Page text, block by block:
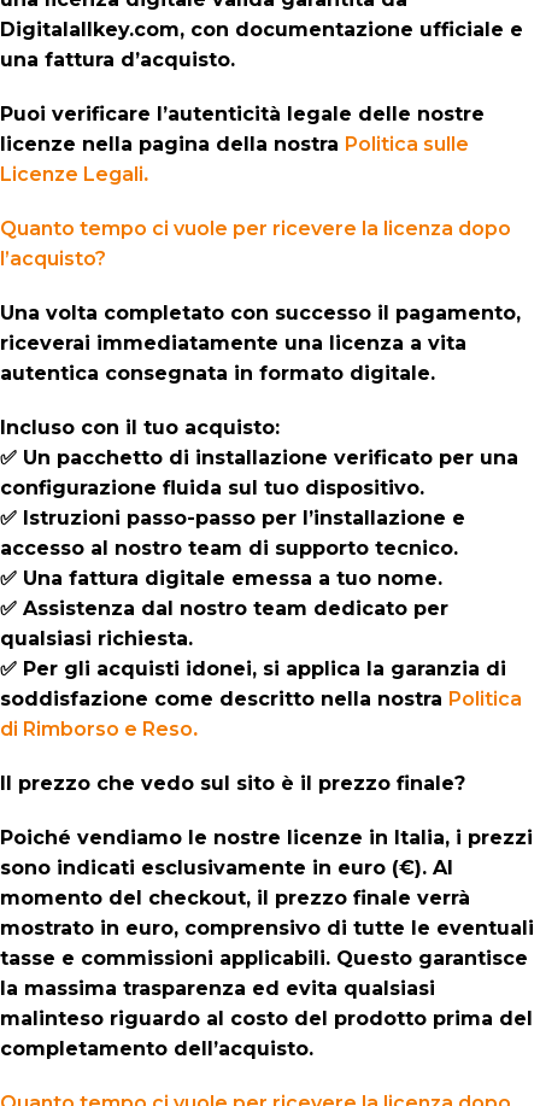
Digitalallkey.com, con documentazione ufficiale e
una fattura d’acquisto.
Puoi verificare l’autenticità legale delle nostre
licenze nella pagina della nostra Politica sulle
Licenze Legali.
Quanto tempo ci vuole per ricevere la licenza dopo
l’acquisto?
Una volta completato con successo il pagamento,
riceverai immediatamente una licenza a vita
autentica consegnata in formato digitale.
Incluso con il tuo acquisto:
✅ Un pacchetto di installazione verificato per una
configurazione fluida sul tuo dispositivo.
✅ Istruzioni passo-passo per l’installazione e
accesso al nostro team di supporto tecnico.
✅ Una fattura digitale emessa a tuo nome.
✅ Assistenza dal nostro team dedicato per
qualsiasi richiesta.
✅ Per gli acquisti idonei, si applica la garanzia di
soddisfazione come descritto nella nostra Politica
di Rimborso e Reso.
Il prezzo che vedo sul sito è il prezzo finale?
Poiché vendiamo le nostre licenze in Italia, i prezzi
sono indicati esclusivamente in euro (€). Al
momento del checkout, il prezzo finale verrà
mostrato in euro, comprensivo di tutte le eventuali
tasse e commissioni applicabili. Questo garantisce
la massima trasparenza ed evita qualsiasi
malinteso riguardo al costo del prodotto prima del
completamento dell’acquisto.